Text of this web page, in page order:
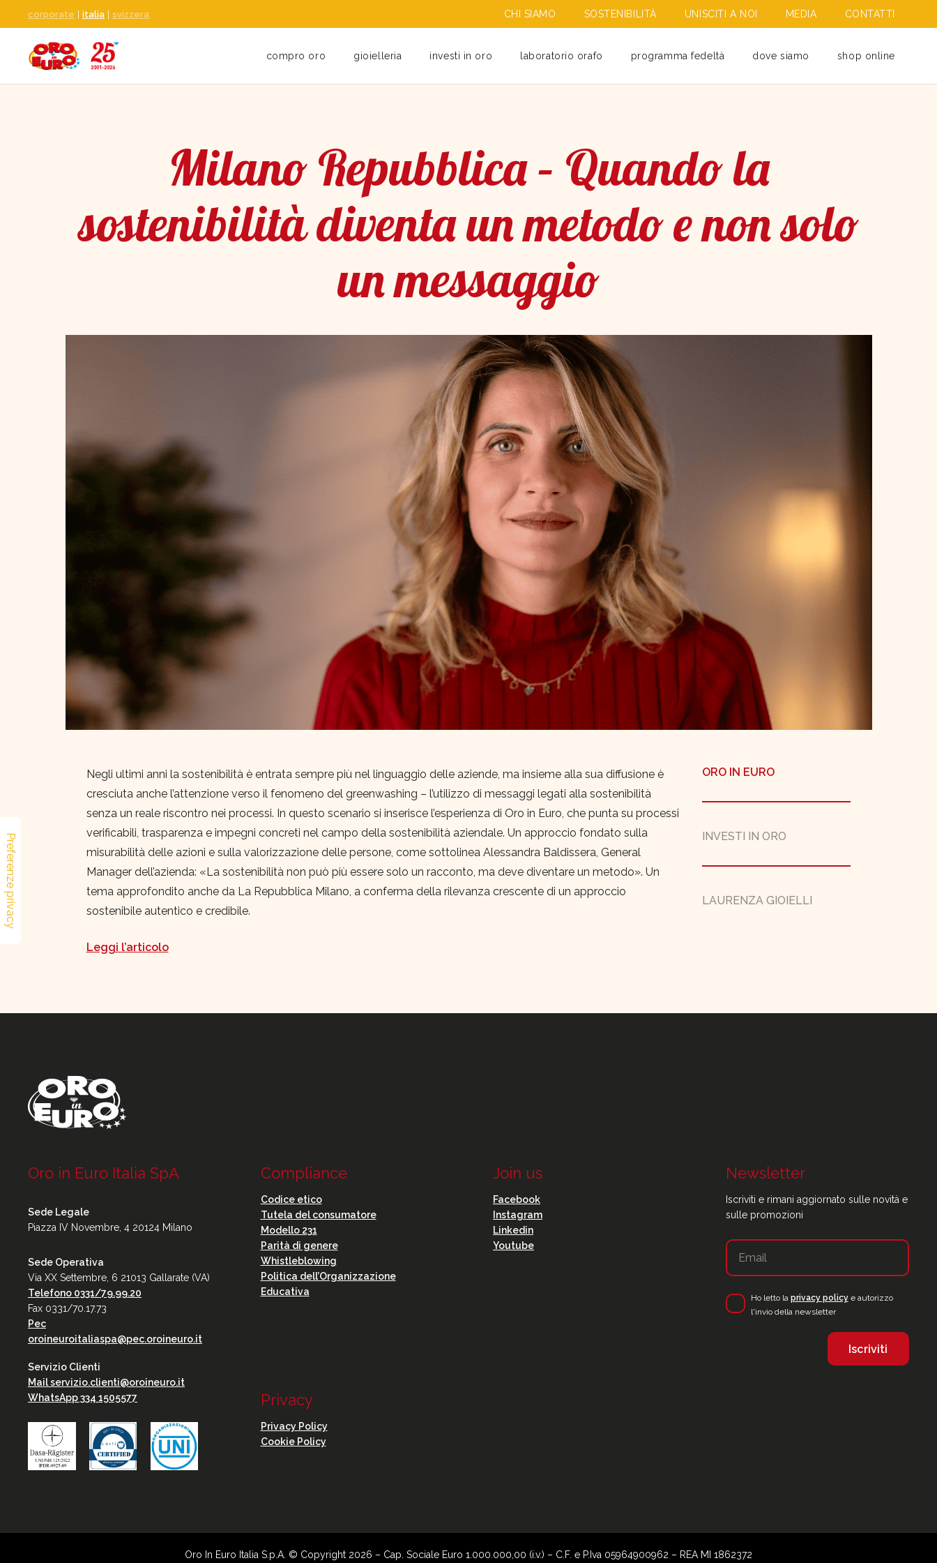
corporate italia svizzera CHI SIAMO SOSTENIBILITÀ UNISCITI A NOI MEDIA CONTATTI
compro oro gioielleria investi in oro laboratorio orafo programma fedeltà dove siamo shop online
Milano Repubblica – Quando la
sostenibilità diventa un metodo e non solo
un messaggio
Negli ultimi anni la sostenibilità è entrata sempre più nel linguaggio delle aziende, ma insieme alla sua diffusione è
cresciuta anche l’attenzione verso il fenomeno del greenwashing – l’utilizzo di messaggi legati alla sostenibilità
senza un reale riscontro nei processi. In questo scenario si inserisce l’esperienza di Oro in Euro, che punta su processi
verificabili, trasparenza e impegni concreti nel campo della sostenibilità aziendale. Un approccio fondato sulla
misurabilità delle azioni e sulla valorizzazione delle persone, come sottolinea Alessandra Baldissera, General
Manager dell’azienda: «La sostenibilità non può più essere solo un racconto, ma deve diventare un metodo». Un
tema approfondito anche da La Repubblica Milano, a conferma della rilevanza crescente di un approccio
sostenibile autentico e credibile.
Leggi l’articolo
ORO IN EURO
INVESTI IN ORO
LAURENZA GIOIELLI
Oro in Euro Italia SpA
Sede Legale
Piazza IV Novembre, 4 20124 Milano
Sede Operativa
Via XX Settembre, 6 21013 Gallarate (VA)
Telefono 0331/79.99.20
Fax 0331/70.17.73
Pec
oroineuroitaliaspa@pec.oroineuro.it
Servizio Clienti
Mailservizio.clienti@oroineuro.it
WhatsApp 334 1505577
Compliance
Codice etico
Tutela del consumatore
Modello 231
Parità di genere
Whistleblowing
Politica dell’Organizzazione
Educativa
Privacy
Privacy Policy
Cookie Policy
Join us
Facebook
Instagram
Linkedin
Youtube
Newsletter
Iscriviti e rimani aggiornato sulle novità e
sulle promozioni
Ho letto la privacy policye autorizzo
l'invio della newsletter
Oro In Euro Italia S.p.A. © Copyright 2026 – Cap. Sociale Euro 1.000.000,00 (i.v.) – C.F. e P.Iva 05964900962 – REA MI 1862372